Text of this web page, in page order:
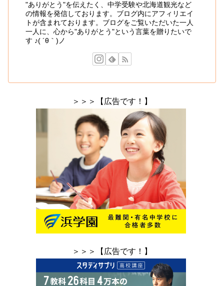
"ありがとう"を伝えたく、中学受験や北海道観光など
の情報を発信しております。ブログ内にアフィリエイ
トが含まれております。ブログをご覧いただいた一人
一人に、心から"ありがとう"という言葉を贈りたいで
す ♪( ´θ｀)ノ
＞＞＞【広告です！】
＞＞＞【広告です！】